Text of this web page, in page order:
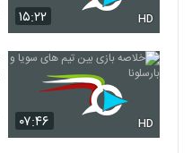
۱۵:۲۲ HD
۰۷:۴۶ HD